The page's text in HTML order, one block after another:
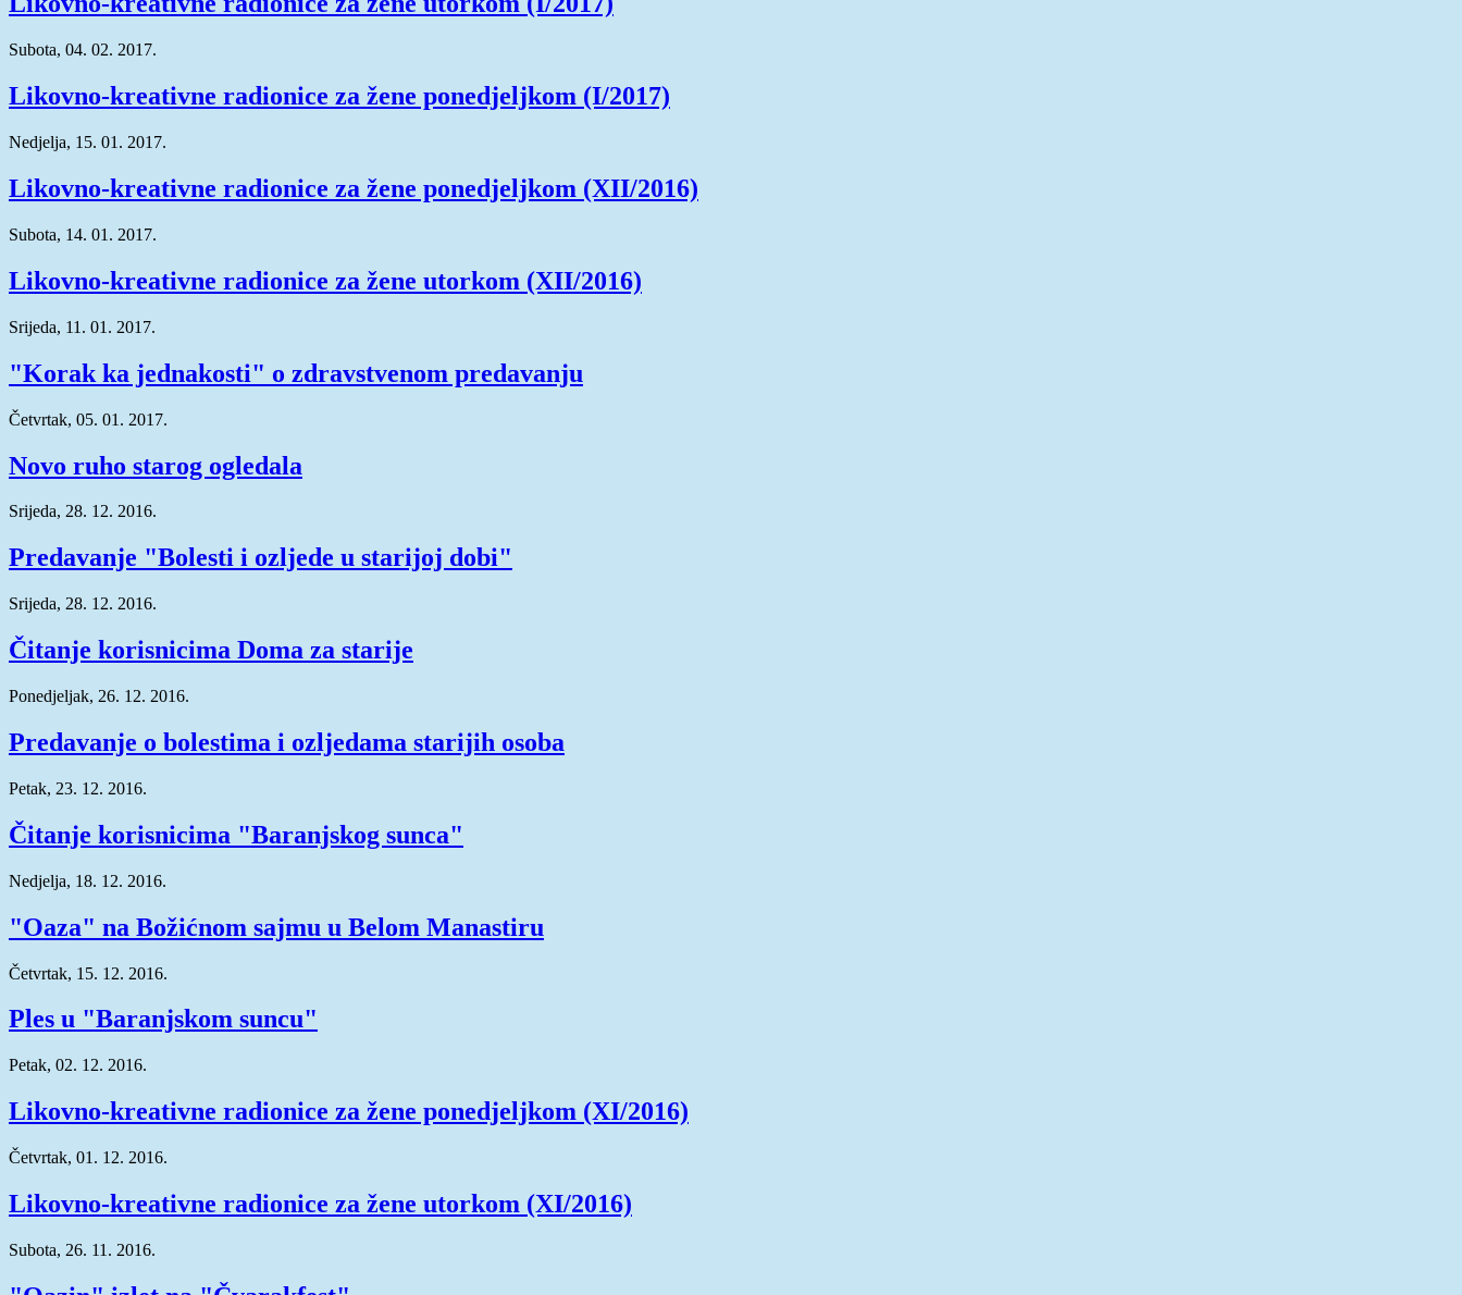
Subota, 04. 02. 2017.
Likovno-kreativne radionice za žene ponedjeljkom (I/2017)
Nedjelja, 15. 01. 2017.
Likovno-kreativne radionice za žene ponedjeljkom (XII/2016)
Subota, 14. 01. 2017.
Likovno-kreativne radionice za žene utorkom (XII/2016)
Srijeda, 11. 01. 2017.
"Korak ka jednakosti" o zdravstvenom predavanju
Četvrtak, 05. 01. 2017.
Novo ruho starog ogledala
Srijeda, 28. 12. 2016.
Predavanje "Bolesti i ozljede u starijoj dobi"
Srijeda, 28. 12. 2016.
Čitanje korisnicima Doma za starije
Ponedjeljak, 26. 12. 2016.
Predavanje o bolestima i ozljedama starijih osoba
Petak, 23. 12. 2016.
Čitanje korisnicima "Baranjskog sunca"
Nedjelja, 18. 12. 2016.
"Oaza" na Božićnom sajmu u Belom Manastiru
Četvrtak, 15. 12. 2016.
Ples u "Baranjskom suncu"
Petak, 02. 12. 2016.
Likovno-kreativne radionice za žene ponedjeljkom (XI/2016)
Četvrtak, 01. 12. 2016.
Likovno-kreativne radionice za žene utorkom (XI/2016)
Subota, 26. 11. 2016.